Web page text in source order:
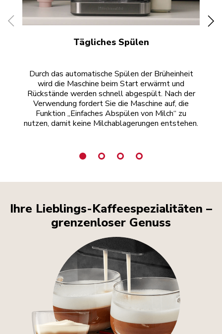
Tägliches Spülen
Durch das automatische Spülen der Brüheinheit
wird die Maschine beim Start erwärmt und
Rückstände werden schnell abgespült. Nach der
Verwendung fordert Sie die Maschine auf, die
Funktion „Einfaches Abspülen von Milch“ zu
nutzen, damit keine Milchablagerungen entstehen.
Ihre Lieblings-Kaffeespezialitäten –
grenzenloser Genuss